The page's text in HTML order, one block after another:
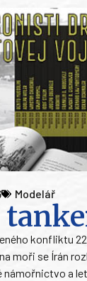
Modelář
konfliktu
moři se Írán
námořnictvo a